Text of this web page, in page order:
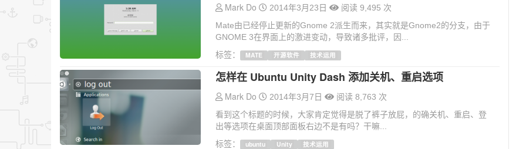
Mark Do 2014年3月23日
阅读 9,495 次
Mate由已经停止更新的Gnome 2派生而来，其实就是Gnome2的分支，由于
GNOME 3在界面上的激进变动，导致诸多批评，因...
标签：
MATE 开源软件 技术运用
怎样在 Ubuntu Unity Dash 添加关机、重启选项
Mark Do 2014年3月7日
阅读 8,763 次
看到这个标题的时候，大家肯定觉得是脱了裤子放屁，的确关机、重启、登
出等选项在桌面顶部面板右边不是有吗？干嘛...
标签：
ubuntu Unity 技术运用